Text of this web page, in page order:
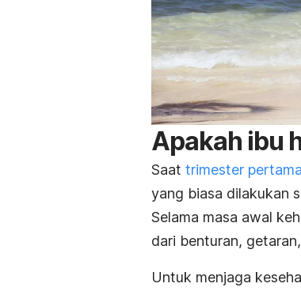
Apakah ibu
Saat trimester pertama
yang biasa dilakukan
Selama masa awal
dari benturan,
Untuk menjaga